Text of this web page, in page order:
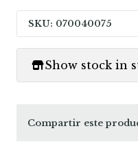
SKU: 070040075
Show stock in
Compartir este